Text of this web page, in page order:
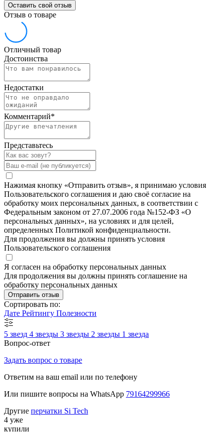
Оставить свой отзыв
Отзыв о товаре
Отличный товар
Достоинства
Недостатки
Комментарий*
Представьтесь
Нажимая кнопку «Отправить отзыв», я принимаю условия
Пользовательского соглашения и даю своё согласие на
обработку моих персональных данных, в соответствии с
Федеральным законом от 27.07.2006 года №152-ФЗ «О
персональных данных», на условиях и для целей,
определенных Политикой конфиденциальности.
Для продолжения вы должны принять условия
Пользовательского соглашения
Я согласен на обработку персональных данных
Для продолжения вы должны принять соглашение на
обработку персональных данных
Отправить отзыв
Сортировать по:
Дате Рейтингу Полезности
5 звезд 4 звезды 3 звезды 2 звезды 1 звезда
Вопрос-ответ
Задать вопрос о товаре
Ответим на ваш email или по телефону
Или пишите вопросы на WhatsApp 79164299966
Другие перчатки Si Tech
4 уже
купили